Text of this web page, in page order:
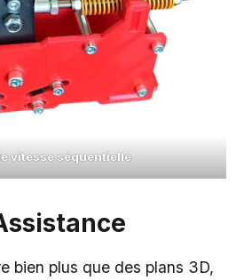
vitesse séquentielle
bien plus que des plans 3D,